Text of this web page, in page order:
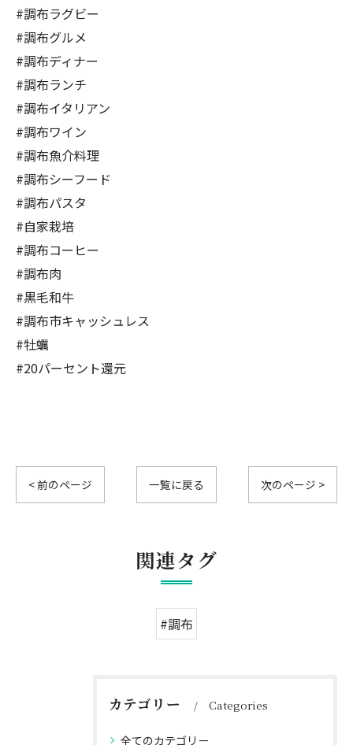
#調布ラグビー
#調布グルメ
#調布ディナー
#調布ランチ
#調布イタリアン
#調布ワイン
#調布魚介料理
#調布シーフード
#調布パスタ
#自家栽培
#調布コーヒー
#調布肉
#黒毛和牛
#調布市キャッシュレス
#牡蠣
#20パーセント還元
< 前のページ 一覧に戻る 次のページ >
関連タグ
#調布
カテゴリー Categories
全てのカテゴリー